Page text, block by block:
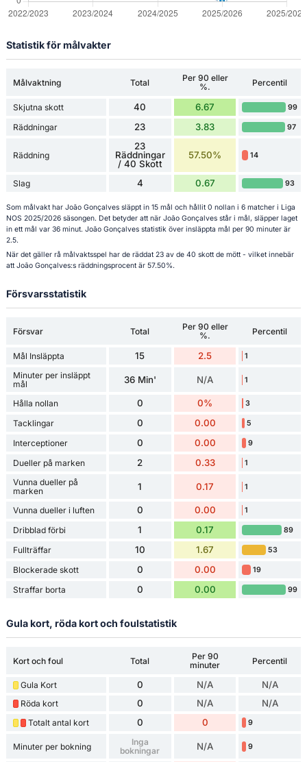
Statistik för målvakter
Målvaktning Total
Per 90 eller
%.
Percentil
Skjutna skott 40 6.67 99
Räddningar 23 3.83 97
Räddning
23
Räddningar
/ 40 Skott
57.50% 14
Slag 4 0.67 93
Som målvakt har João Gonçalves släppt in 15 mål och hållit 0 nollan i 6 matcher i Liga
NOS 2025/2026 säsongen. Det betyder att när João Gonçalves står i mål, släpper laget
in ett mål var 36 minut. João Gonçalves statistik över insläppta mål per 90 minuter är
2.5.
När det gäller rå målvaktsspel har de räddat 23 av de 40 skott de mött - vilket innebär
att João Gonçalves:s räddningsprocent är 57.50%.
Försvarsstatistik
Försvar Total
Per 90 eller
%.
Percentil
Mål Insläppta 15 2.5 1
Minuter per insläppt
mål
36 Min' N/A 1
Hålla nollan 0 0% 3
Tacklingar 0 0.00 5
Interceptioner 0 0.00 9
Dueller på marken 2 0.33 1
Vunna dueller på
marken
1 0.17 1
Vunna dueller i luften 0 0.00 1
Dribblad förbi 1 0.17 89
Fullträffar 10 1.67 53
Blockerade skott 0 0.00 19
Straffar borta 0 0.00 99
Gula kort, röda kort och foulstatistik
Kort och foul Total
Per 90
minuter
Percentil
Gula Kort 0 N/A N/A
Röda kort 0 N/A N/A
Totalt antal kort 0 0 9
Minuter per bokning
Inga
bokningar
N/A 9